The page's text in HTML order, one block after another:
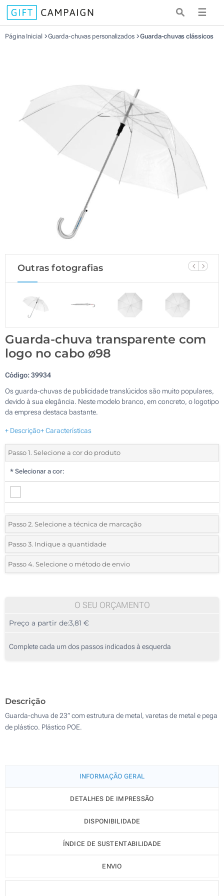
☰
Página Inicial Guarda-chuvas personalizados Guarda-chuvas clássicos
Outras fotografias
Guarda-chuva transparente com
logo no cabo ø98
Código:39934
Os guarda-chuvas de publicidade translúcidos são muito populares,
devido à sua elegância. Neste modelo branco, em concreto, o logotipo
da empresa destaca bastante.
+ Descrição+ Características
Passo 1. Selecione a cor do produto
* Selecionar a cor:
Passo 2. Selecione a técnica de marcação
*Selecione o tipo de marcação e as cores do logotipo:
1 Cor (No cabo)
Passo 3. Indique a quantidade
*Quantidade mínima:10
20
50
Outra :
Passo 4. Selecione o método de envio
O SEU ORÇAMENTO
Preço a partir de:3,81 €
Complete cada um dos passos indicados à esquerda
Descrição
Guarda-chuva de 23” com estrutura de metal, varetas de metal e pega
de plástico. Plástico POE.
INFORMAÇÃO GERAL
DETALHES DE IMPRESSÃO
DISPONIBILIDADE
ÍNDICE DE SUSTENTABILIDADE
ENVIO